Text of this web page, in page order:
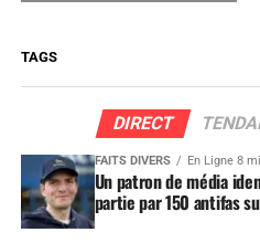
TAGS
DIRECT
FAITS DIVERS En Ligne 8
Un patron de média
partie par 150 antifas